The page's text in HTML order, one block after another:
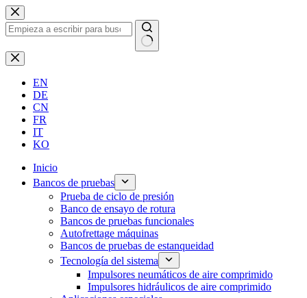
Saltar
al
contenido
Sin
resultados
EN
DE
CN
FR
IT
KO
Inicio
Bancos de pruebas
Prueba de ciclo de presión
Banco de ensayo de rotura
Bancos de pruebas funcionales
Autofrettage máquinas
Bancos de pruebas de estanqueidad
Tecnología del sistema
Impulsores neumáticos de aire comprimido
Impulsores hidráulicos de aire comprimido